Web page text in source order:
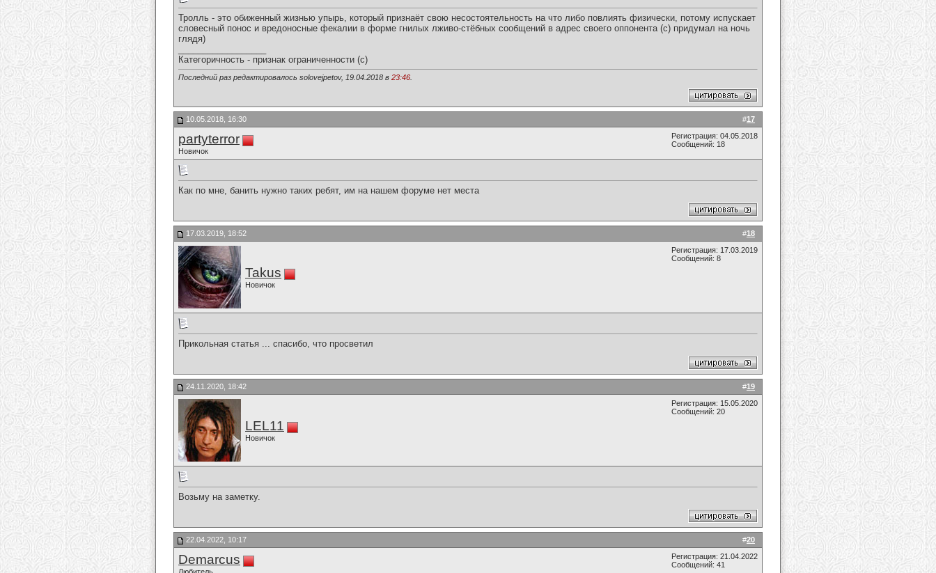
Тролль - это обиженный жизнью упырь, который признаёт свою несостоятельность на что либо повлиять физически, потому испускает
словесный понос и вредоносные фекалии в форме гнилых лживо-стёбных сообщений в адрес своего оппонента (с) придумал на ночь
глядя)
Категоричность - признак ограниченности (с)
Последний раз редактировалось solovejpetov, 19.04.2018 в 23:46
#17
10.05.2018, 16:30
partyterror
Новичок
Регистрация: 04.05.2018
Сообщений: 18
Как по мне, банить нужно таких ребят, им на нашем форуме нет места
#18
17.03.2019, 18:52
Takus
Новичок
Регистрация: 17.03.2019
Сообщений: 8
Прикольная статья ... спасибо, что просветил
#19
24.11.2020, 18:42
LEL11
Новичок
Регистрация: 15.05.2020
Сообщений: 20
Возьму на заметку.
#20
22.04.2022, 10:17
Demarcus
Регистрация: 21.04.2022
Сообщений: 41